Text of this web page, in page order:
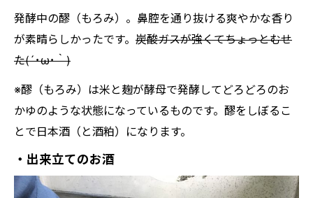
発酵中の醪（もろみ）。鼻腔を通り抜ける爽やかな香り
が素晴らしかったです。 炭酸ガスが強くてちょっとむせ
た(´･ω･｀)
※醪（もろみ）は米と麹が酵母で発酵してどろどろのお
かゆのような状態になっているものです。醪をしぼるこ
とで日本酒（と酒粕）になります。
・出来立てのお酒